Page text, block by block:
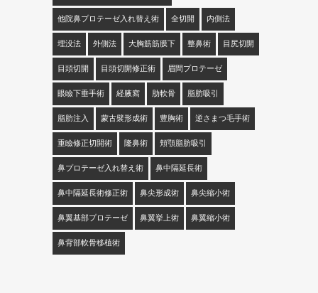
他院鼻プロテーゼ入れ替え術 全切開 内側法
埋没法 外側法 大胸筋筋膜下 整鼻術 目尻切開
目頭切開 目頭切開修正術 眉間プロテーゼ
眼瞼下垂手術 経腋窩 肋軟骨 脂肪吸引
脂肪注入 蒙古襞形成術 豊胸術 逆さまつ毛手術
重瞼修正切開術 隆鼻術 頬顎脂肪吸引
鼻プロテーゼ入れ替え術 鼻中隔延長術
鼻中隔延長術修正術 鼻尖形成術 鼻尖縮小術
鼻翼基部プロテーゼ 鼻翼挙上術 鼻翼縮小術
鼻背部軟骨移植術